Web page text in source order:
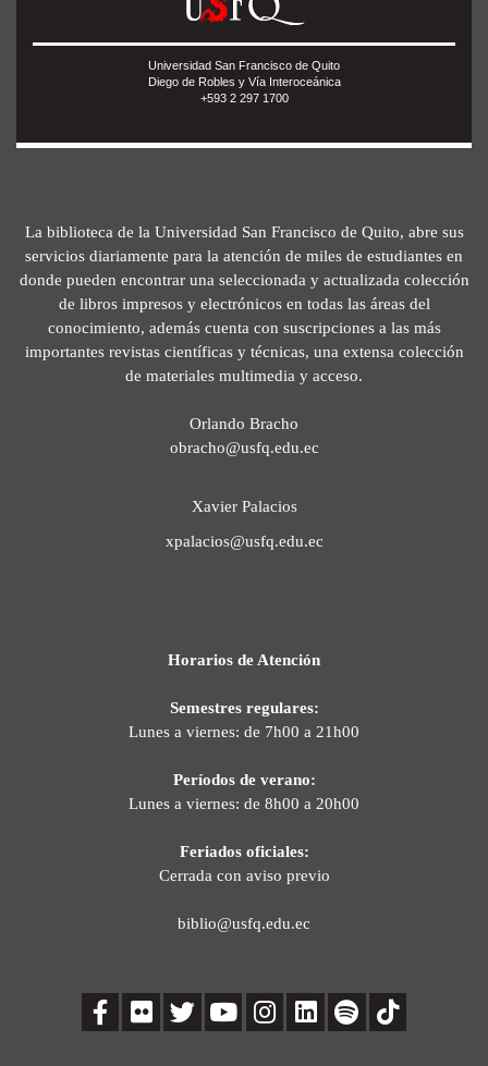
Universidad San Francisco de Quito
Diego de Robles y Vía Interoceánica
+593 2 297 1700
La biblioteca de la Universidad San Francisco de Quito, abre sus
servicios diariamente para la atención de miles de estudiantes en
donde pueden encontrar una seleccionada y actualizada colección
de libros impresos y electrónicos en todas las áreas del
conocimiento, además cuenta con suscripciones a las más
importantes revistas científicas y técnicas, una extensa colección
de materiales multimedia y acceso.
Orlando Bracho
obracho@usfq.edu.ec
Xavier Palacios
xpalacios@usfq.edu.ec
Horarios de Atención
Semestres regulares:
Lunes a viernes: de 7h00 a 21h00
Períodos de verano:
Lunes a viernes: de 8h00 a 20h00
Feriados oficiales:
Cerrada con aviso previo
biblio@usfq.edu.ec